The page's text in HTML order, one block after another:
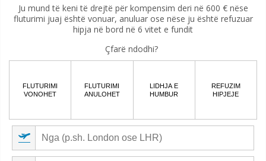
Po Jo
Ju mund të keni të drejtë për kompensim deri në 600 € nëse
fluturimi juaj është vonuar, anuluar ose nëse ju është refuzuar
hipja në bord në 6 vitet e fundit
Çfarë ndodhi?
FLUTURIMI
VONOHET
FLUTURIMI
ANULOHET
LIDHJA E
HUMBUR
REFUZIM
HIPJEJE